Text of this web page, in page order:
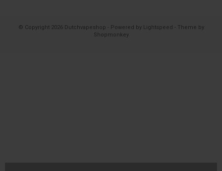
© Copyright 2026 Dutchvapeshop - Powered by Lightspeed - Theme by
Shopmonkey